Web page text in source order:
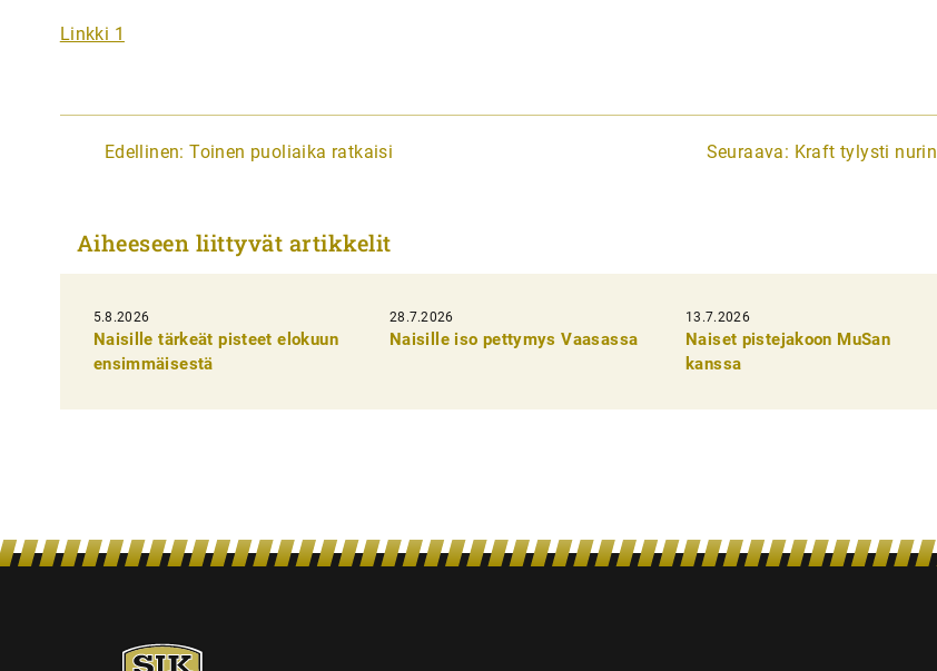
Linkki 1
A
i
k
e
s
e
Edellinen: Toinen puoliaika ratkaisi Seuraava: Kraft tylysti nurin
Aiheeseen liittyvät artikkelit
5.8.2026
Naisille tärkeät pisteet elokuun
ensimmäisestä
28.7.2026
Naisille iso pettymys Vaasassa
13.7.2026
Naiset pistejakoon MuSan
kanssa
SJK-